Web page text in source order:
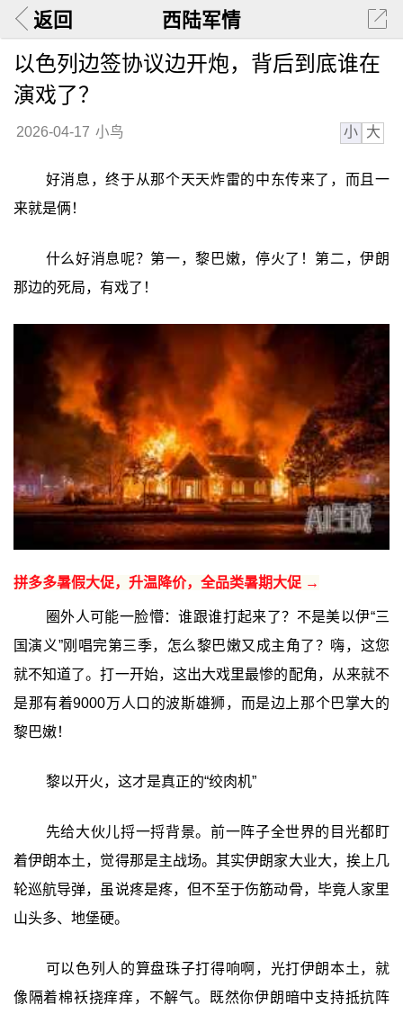
返回 西陆军情
以色列边签协议边开炮，背后到底谁在
演戏了？
2026-04-17 小鸟 小 大
好消息，终于从那个天天炸雷的中东传来了，而且一
来就是俩！
什么好消息呢？第一，黎巴嫩，停火了！第二，伊朗
那边的死局，有戏了！
拼多多暑假大促，升温降价，全品类暑期大促 →
圈外人可能一脸懵：谁跟谁打起来了？不是美以伊“三
国演义”刚唱完第三季，怎么黎巴嫩又成主角了？嗨，这您
就不知道了。打一开始，这出大戏里最惨的配角，从来就不
是那有着9000万人口的波斯雄狮，而是边上那个巴掌大的
黎巴嫩！
黎以开火，这才是真正的“绞肉机”
先给大伙儿捋一捋背景。前一阵子全世界的目光都盯
着伊朗本土，觉得那是主战场。其实伊朗家大业大，挨上几
轮巡航导弹，虽说疼是疼，但不至于伤筋动骨，毕竟人家里
山头多、地堡硬。
可以色列人的算盘珠子打得响啊，光打伊朗本土，就
像隔着棉袄挠痒痒，不解气。既然你伊朗暗中支持抵抗阵